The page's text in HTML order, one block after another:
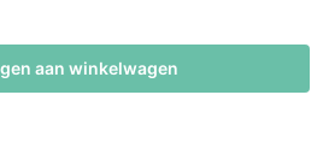
aan winkelwagen